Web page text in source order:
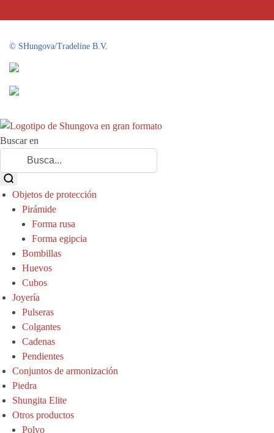
© SHungova/Tradeline B.V.
Buscar en
Objetos de protección
Pirámide
Forma rusa
Forma egipcia
Bombillas
Huevos
Cubos
Joyería
Pulseras
Colgantes
Cadenas
Pendientes
Conjuntos de armonización
Piedra
Shungita Elite
Otros productos
Polvo